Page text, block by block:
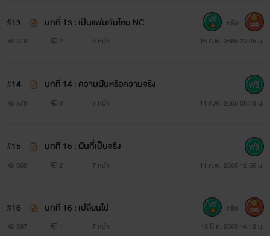
#13 บทที่ 13 : เป็นแฟนกันไหม NC
319 2 8 หน้า 16 ก.พ. 2565 23:45 น.
หรือ 300
#14 บทที่ 14 : ความฝันหรือความจริง
378 0 7 หน้า 11 ก.พ. 2565 08:19 น.
#15 บทที่ 15 : ฝันที่เป็นจริง
368 2 7 หน้า 11 ก.พ. 2565 12:55 น.
#16 บทที่ 16 : เปลี่ยนไป
337 1 7 หน้า 13 มี.ค. 2565 14:12 น.
หรือ 300